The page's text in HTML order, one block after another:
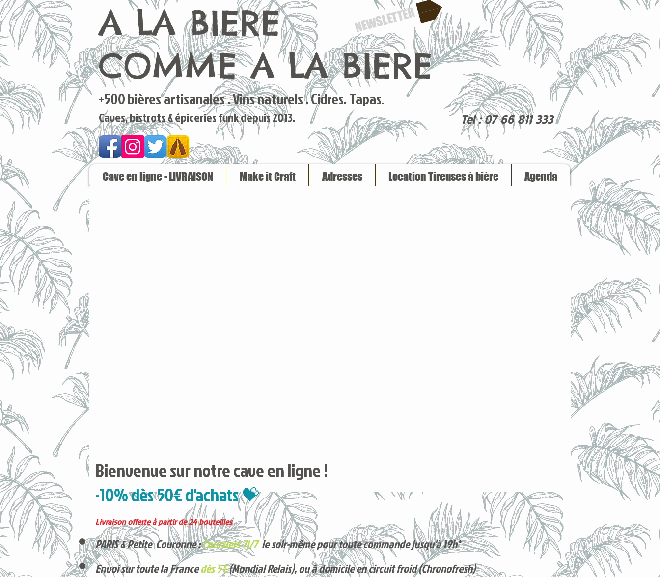
+500 bières artisanales . Vins naturels . Cidres. Tapas.
Caves, bistrots & épiceries funk depuis 2013.
A LA BIERE
COMME A LA BIERE
NEWSLETTER
Tel : 07 66 811 333
Cave en ligne - LIVRAISON Make it Craft Adresses Location Tireuses à bière Agenda
Bienvenue sur notre cave en ligne !
-10% dès 50€ d'achats 💝
Livraison offerte à partir de 24 bouteilles
PARIS & Petite Couronne :Coursiers 7j/7le soir-même pour toute commande jusqu'à 19h*
Envoi sur toute la Francedès 5€(Mondial Relais), ou à domicile en circuit froid (Chronofresh)